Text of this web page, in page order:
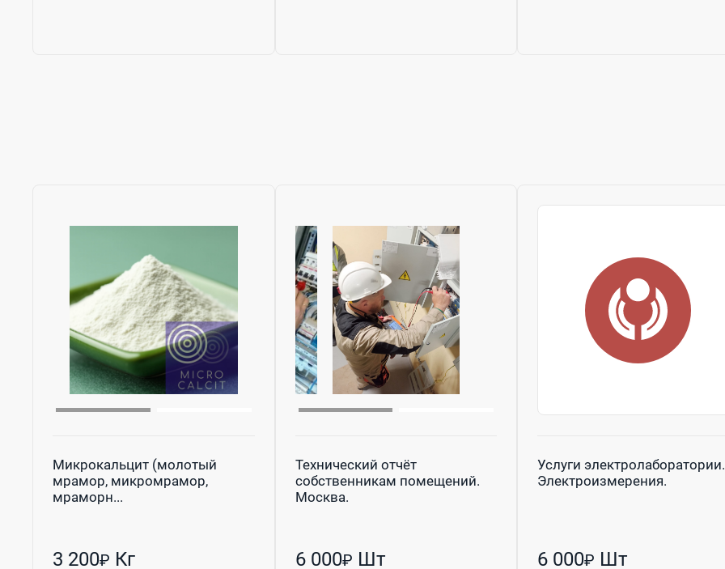
Микрокальцит (молотый
мрамор, микромрамор,
мраморн...
3 200₽ Кг
Технический отчёт
собственникам помещений.
Москва.
6 000₽ Шт
Услуги электролаборатории.
Электроизмерения.
6 000₽ Шт